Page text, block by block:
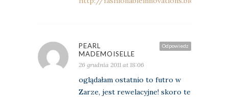
Odpowiedz
PEARL
MADEMOISELLE
26 grudnia 2011 at 18:06
oglądałam ostatnio to futro w
Zarze, jest rewelacyjne! skoro te